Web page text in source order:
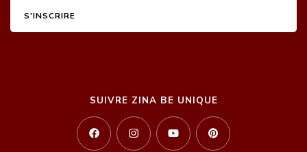
SUIVRE ZINA BE UNIQUE